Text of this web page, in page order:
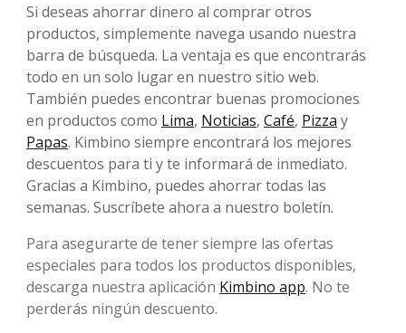
Si deseas ahorrar dinero al comprar otros
productos, simplemente navega usando nuestra
barra de búsqueda. La ventaja es que encontrarás
todo en un solo lugar en nuestro sitio web.
También puedes encontrar buenas promociones
en productos como Lima, Noticias, Café, Pizza y
Papas. Kimbino siempre encontrará los mejores
descuentos para ti y te informará de inmediato.
Gracias a Kimbino, puedes ahorrar todas las
semanas. Suscríbete ahora a nuestro boletín.
Para asegurarte de tener siempre las ofertas
especiales para todos los productos disponibles,
descarga nuestra aplicación Kimbino app. No te
perderás ningún descuento.